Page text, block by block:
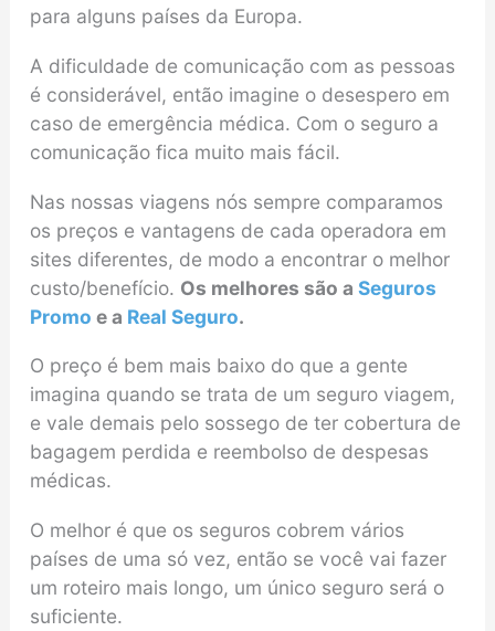
para alguns países da Europa.
A dificuldade de comunicação com as pessoas
é considerável, então imagine o desespero em
caso de emergência médica. Com o seguro a
comunicação fica muito mais fácil.
Nas nossas viagens nós sempre comparamos
os preços e vantagens de cada operadora em
sites diferentes, de modo a encontrar o melhor
custo/benefício. Os melhores são a Seguros
Promo e a Real Seguro.
O preço é bem mais baixo do que a gente
imagina quando se trata de um seguro viagem,
e vale demais pelo sossego de ter cobertura de
bagagem perdida e reembolso de despesas
médicas.
O melhor é que os seguros cobrem vários
países de uma só vez, então se você vai fazer
um roteiro mais longo, um único seguro será o
suficiente.